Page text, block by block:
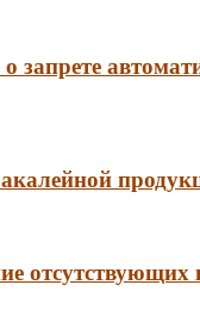
запрете
отсутствующих